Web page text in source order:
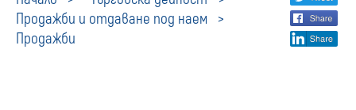
Продажби и отдаване под наем
Продажби
Продажби
social